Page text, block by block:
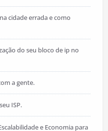
cidade errada e como
do seu bloco de ip no
a gente.
ISP.
e Economia para